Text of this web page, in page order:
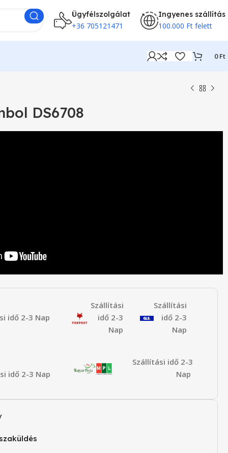
Ügyfélszolgálat
+36 705121471
Ingyenes szállítás
100.000 Ft felett
0Ft
DS6708
idő 2-3 Nap
Szállítási
idő 2-3
Nap
Szállítási
idő 2-3
Nap
idő 2-3 Nap
Szállítási idő 2-3
Nap